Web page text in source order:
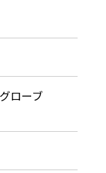
ローブ